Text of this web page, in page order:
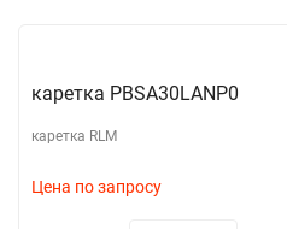
каретка PBSA30LANP0
каретка RLM
Цена по запросу